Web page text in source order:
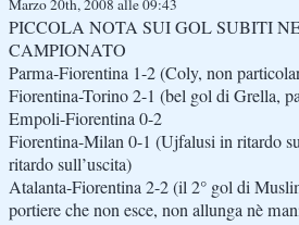
Marzo 20th, 2008 alle 09:43
PICCOLA NOTA SUI GOL SUBITI
CAMPIONATO
Parma-Fiorentina 1-2 (Coly, non
Fiorentina-Torino 2-1 (bel gol di Grella,
Empoli-Fiorentina 0-2
Fiorentina-Milan 0-1 (Ujfalusi in ritardo
ritardo sull’uscita)
Atalanta-Fiorentina 2-2 (il 2° gol di
portiere che non esce, non allunga nè